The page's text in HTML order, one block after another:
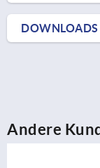
DOWNLOADS
Andere